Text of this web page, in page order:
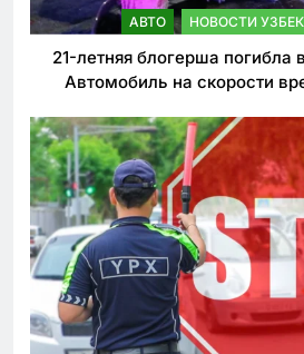
АВТО НОВОСТИ
21-летняя блогерша
Автомобиль на скорости